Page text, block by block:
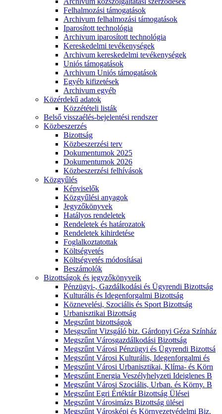
Felhalmozási támogatások
Archivum felhalmozási támogatások
Iparosított technológia
Archivum iparosított technológia
Kereskedelmi tevékenységek
Archivum kereskedelmi tevékenységek
Uniós támogatások
Archivum Uniós támogatások
Egyéb kifizetések
Archivum egyéb
Közérdekű adatok
Közzétételi listák
Belső visszaélés-bejelentési rendszer
Közbeszerzés
Bizottság
Közbeszerzési terv
Dokumentumok 2025
Dokumentumok 2026
Közbeszerzési felhívások
Közgyűlés
Képviselők
Közgyűlési anyagok
Jegyzőkönyvek
Hatályos rendeletek
Rendeletek és határozatok
Rendeletek kihirdetése
Foglalkoztatottak
Költségvetés
Költségvetés módosításai
Beszámolók
Bizottságok és jegyzőkönyveik
Pénzügyi-, Gazdálkodási és Ügyrendi Bizottság
Kulturális és Idegenforgalmi Bizottság
Köznevelési, Szociális és Sport Bizottság
Urbanisztikai Bizottság
Megszűnt bizottságok
Mesgszűnt Vizsgáló biz. Gárdonyi Géza Színház
Megszűnt Városgazdálkodási Bizottság
Megszűnt Városi Pénzügyi és Ügyrendi Bizottsá
Megszűnt Városi Kulturális, Idegenforgalmi és
Megszűnt Városi Urbanisztikai, Klíma- és Körn
Megszűnt Energia Veszélyhelyzeti Ideiglenes B
Megszűnt Városi Szociális, Urban. és Körny. B
Megszűnt Egri Értéktár Bizottság Ülései
Megszűnt Városimázs Bizottság ülései
Megszűnt Városképi és Környezetvédelmi Biz.